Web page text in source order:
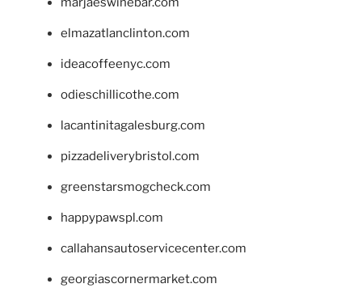
elmazatlanclinton.com
ideacoffeenyc.com
odieschillicothe.com
lacantinitagalesburg.com
pizzadeliverybristol.com
greenstarsmogcheck.com
happypawspl.com
callahansautoservicecenter.com
georgiascornermarket.com